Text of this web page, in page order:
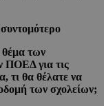
θέμα των
ΠΟΕΔ για τις
τι θα θέλατε να
των σχολείων;